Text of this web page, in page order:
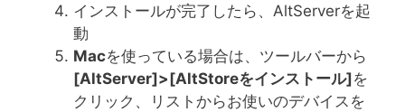
インストールが完了したら、AltServerを起
動
Macを使っている場合は、ツールバーから
[AltServer]>[AltStoreをインストール] を
クリック、リストからお使いのデバイスを